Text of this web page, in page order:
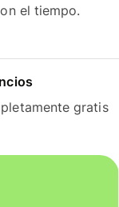
el tiempo.
gratis